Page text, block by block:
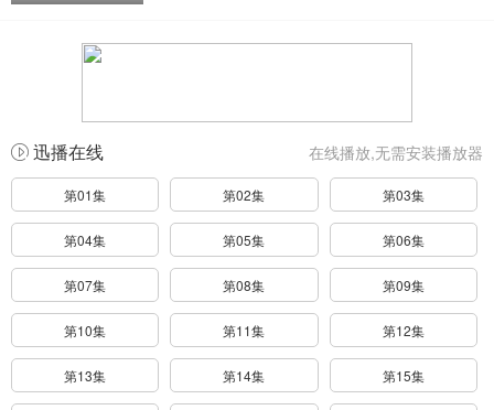
在线播放,无需安装播放器
迅播在线
第01集 第02集 第03集
第04集 第05集 第06集
第07集 第08集 第09集
第10集 第11集 第12集
第13集 第14集 第15集